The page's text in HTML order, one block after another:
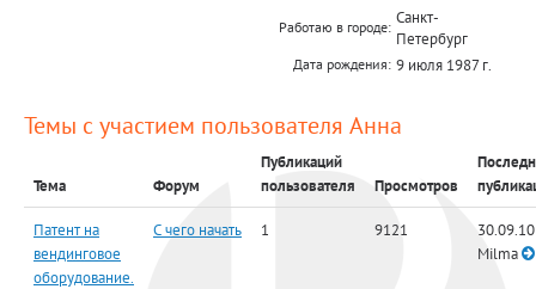
Работаю в городе: Санкт-
Петербург
Дата рождения: 9 июля 1987 г.
Темы с участием пользователя Анна
Тема Форум
Публикаций
пользователя
Просмотров
Патент на
вендинговое
оборудование.
С чего начать 1 9121
Milma